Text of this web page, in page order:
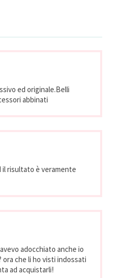
ed originale.Belli
abbinati
il risultato è veramente
adocchiato anche io
ora che li ho visti indossati
ad acquistarli!